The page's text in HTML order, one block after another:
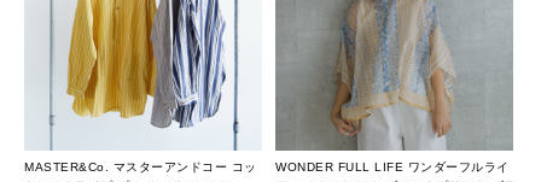
MASTER&Co. マスターアンドコー コッ
WONDER FULL LIFE ワンダーフルライ